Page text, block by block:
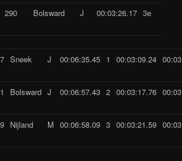
290 Bolsward J 00:03:26.17 3e
Sneek J 00:06:35.45 1 00:03:09.24
Bolsward J 00:06:57.43 2 00:03:17.76
Nijland M 00:06:58.09 3 00:03:21.59